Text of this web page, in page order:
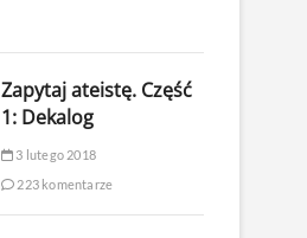
Zapytaj ateistę. Część
1: Dekalog
3 lutego 2018
223 komentarze